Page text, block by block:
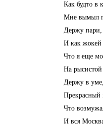
Как будто в
Мне вымыл
Держу пари,
И как жокей
Что я еще
На
Держу в
Прекрасный
Что
И вся